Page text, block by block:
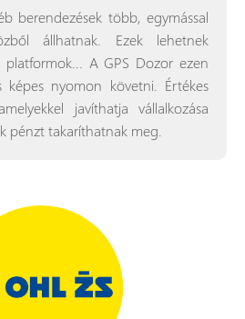
berendezések több, egymással
állhatnak. Ezek lehetnek
platformok... A GPS Dozor ezen
képes nyomon követni. Értékes
javíthatja vállalkozása
pénzt takaríthatnak meg.